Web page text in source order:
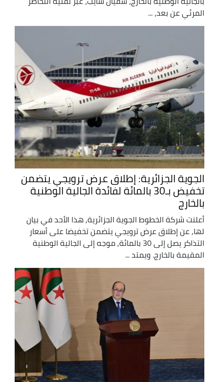
المرئي عن بعد، ...
الجوية الجزائرية: إطلاق عرض ترويجي يتضمن
تخفيض بـ30 بالمائة لفائدة الجالية الوطنية
بالخارج
أعلنت شركة الخطوط الجوية الجزائرية, هذا الأحد في بيان
لها, عن إطلاق عرض ترويجي يتضمن تخفيضا على أسعار
التذاكر يصل إلى 30 بالمائة, موجه إلى الجالية الوطنية
المقيمة بالخارج. ويمتد ...